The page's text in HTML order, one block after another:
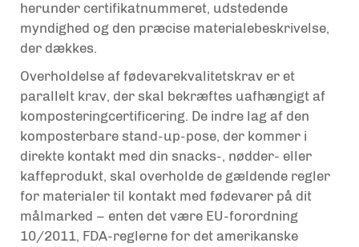
herunder certifikatnummeret, udstedende
myndighed og den præcise materialebeskrivelse,
der dækkes.
Overholdelse af fødevarekvalitetskrav er et
parallelt krav, der skal bekræftes uafhængigt af
komposteringcertificering. De indre lag af den
komposterbare stand-up-pose, der kommer i
direkte kontakt med din snacks-, nødder- eller
kaffeprodukt, skal overholde de gældende regler
for materialer til kontakt med fødevarer på dit
målmarked – enten det være EU-forordning
10/2011, FDA-reglerne for det amerikanske